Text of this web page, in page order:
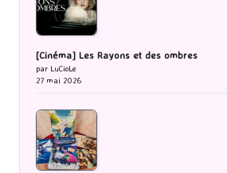
[Cinéma] Les Rayons et des ombres
par LuCioLe
27 mai 2026